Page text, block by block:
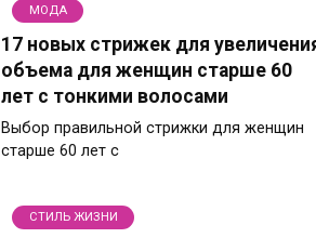
МОДА
17 новых стрижек для
объема для женщин старше 60
лет с тонкими волосами
Выбор правильной стрижки для женщин
старше 60 лет с
СТИЛЬ ЖИЗНИ